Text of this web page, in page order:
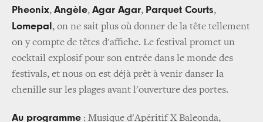
Pheonix, Angèle, Agar Agar, Parquet Courts,
Lomepal , on ne sait plus où donner de la tête tellement
on y compte de têtes d'affiche. Le festival promet un
cocktail explosif pour son entrée dans le monde des
festivals, et nous on est déjà prêt à venir danser la
chenille sur les plages avant l'ouverture des portes.
Au programme : Musique d'Apéritif X Baleonda,